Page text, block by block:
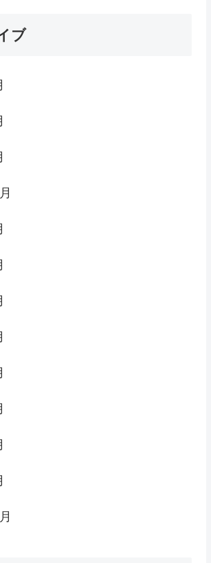
ブ